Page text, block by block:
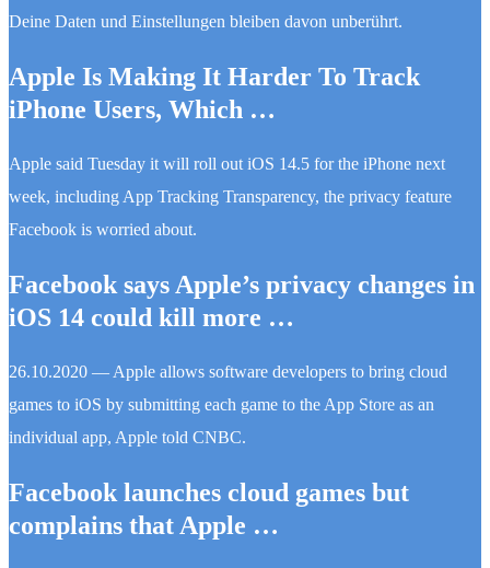
Deine Daten und Einstellungen bleiben davon unberührt.
Apple Is Making It Harder To Track
iPhone Users, Which …
Apple said Tuesday it will roll out iOS 14.5 for the iPhone next
week, including App Tracking Transparency, the privacy feature
Facebook is worried about.
Facebook says Apple’s privacy changes in
iOS 14 could kill more …
26.10.2020 — Apple allows software developers to bring cloud
games to iOS by submitting each game to the App Store as an
individual app, Apple told CNBC.
Facebook launches cloud games but
complains that Apple …